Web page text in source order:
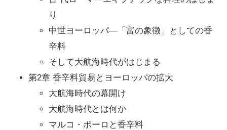
り
中世ヨーロッパ―「富の象徴」としての香
辛料
そして大航海時代がはじまる
第2章 香辛料貿易とヨーロッパの拡大
大航海時代の幕開け
大航海時代とは何か
マルコ・ポーロと香辛料